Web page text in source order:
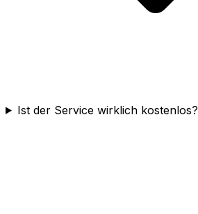
Ist der Service wirklich kostenlos?